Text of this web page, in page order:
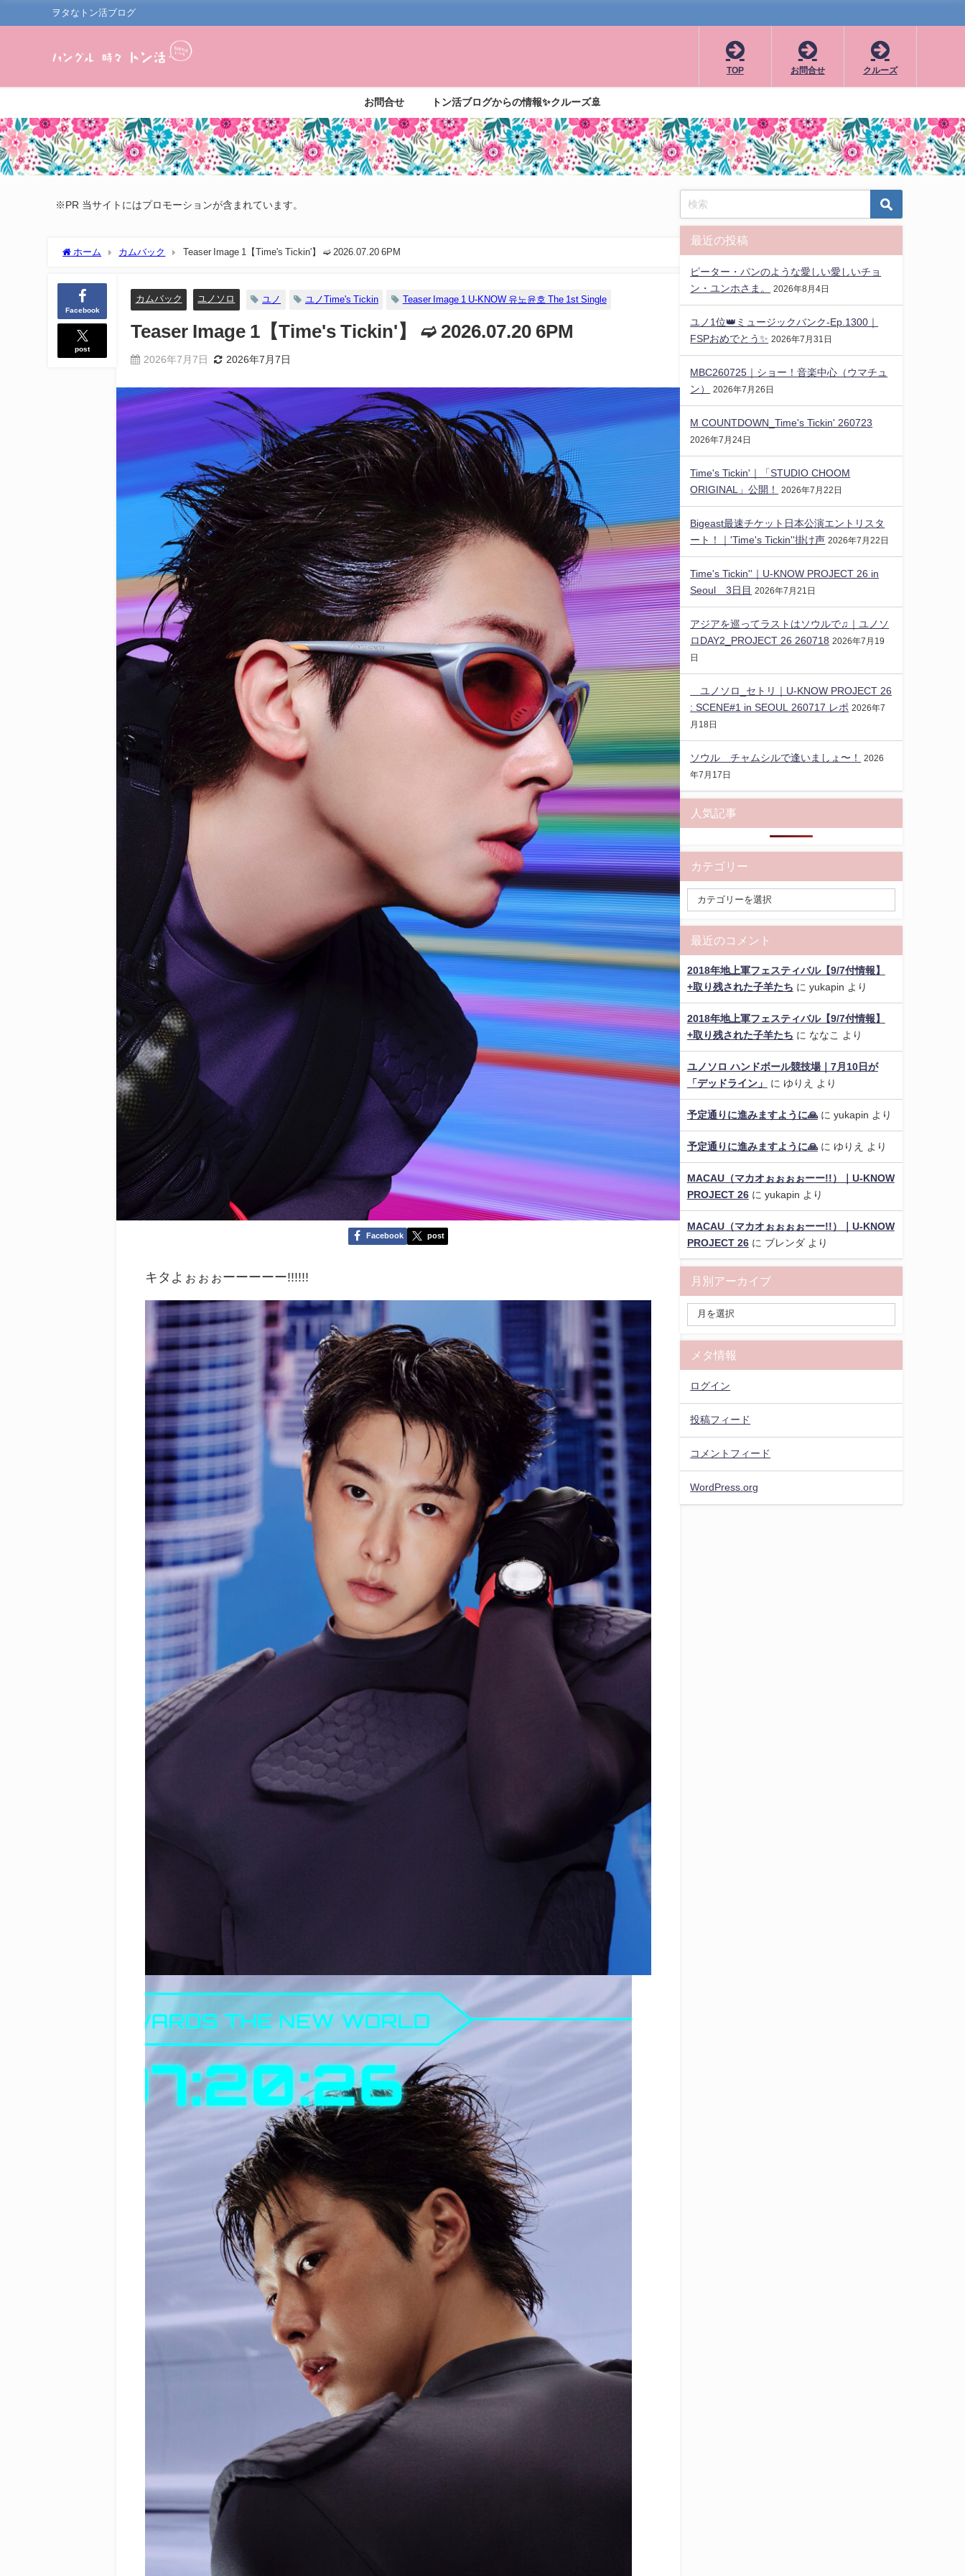
ヲタなトン活ブログ
TOP お問合せ クルーズ
お問合せ トン活ブログからの情報✨クルーズ🚢
※PR 当サイトにはプロモーションが含まれています。
ホーム カムバック Teaser Image 1【Time's Tickin'】 ➫ 2026.07.20 6PM
Facebook
post
カムバック ユノソロ ユノ ユノTime's Tickin Teaser Image 1 U-KNOW 유노윤호 The 1st Single
Teaser Image 1【Time's Tickin'】 ➫ 2026.07.20 6PM
2026年7月7日 2026年7月7日
Facebook post
キタよぉぉぉーーーーー!!!!!!
最近の投稿
ピーター・パンのような愛しい愛しいチョ
ン・ユンホさま。
2026年8月4日
ユノ1位👑ミュージックバンク-Ep.1300｜
FSPおめでとう✨️ 2026年7月31日
MBC260725｜ショー！音楽中心（ウマチュ
ン）
2026年7月26日
M COUNTDOWN_Time's Tickin' 260723
2026年7月24日
Time's Tickin'｜「STUDIO CHOOM
ORIGINAL」公開！
2026年7月22日
Bigeast最速チケット日本公演エントリスタ
ート！｜'Time's Tickin''掛け声 2026年7月22日
Time's Tickin''｜U-KNOW PROJECT 26 in
Seoul 3日目 2026年7月21日
アジアを巡ってラストはソウルで♫｜ユノソ
ロDAY2_PROJECT 26 260718 2026年7月19
日
ユノソロ_セトリ｜U-KNOW PROJECT 26
: SCENE#1 in SEOUL 260717 レポ 2026年7
月18日
ソウル チャムシルで逢いましょ〜！
2026
年7月17日
人気記事
カテゴリー
最近のコメント
2018年地上軍フェスティバル【9/7付情報】
+取り残された子羊たち に yukapin より
2018年地上軍フェスティバル【9/7付情報】
+取り残された子羊たち に ななこ より
ユノソロ ハンドボール競技場｜7月10日が
「デッドライン」
に ゆりえ より
予定通りに進みますように🙏に yukapin より
予定通りに進みますように🙏に ゆりえ より
MACAU（マカオぉぉぉぉーー!!）｜U-KNOW
PROJECT 26に yukapin より
MACAU（マカオぉぉぉぉーー!!）｜U-KNOW
PROJECT 26に ブレンダより
月別アーカイブ
メタ情報
ログイン
投稿フィード
コメントフィード
WordPress.org